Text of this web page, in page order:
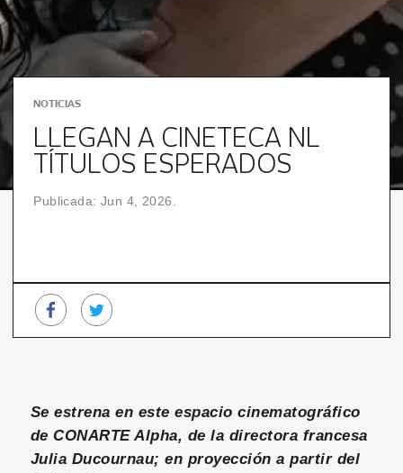
NOTICIAS
LLEGAN A CINETECA NL
TÍTULOS ESPERADOS
Publicada: Jun 4, 2026.
Se estrena en este espacio cinematográfico
de CONARTE Alpha, de la directora francesa
Julia Ducournau; en proyección a partir del